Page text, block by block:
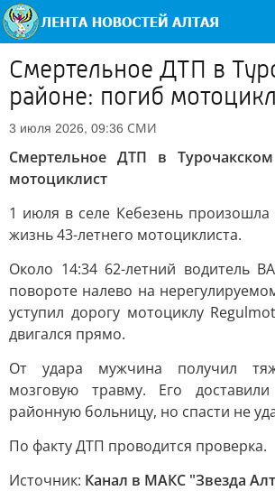
Смертельное ДТП в
районе: погиб
3 июля 2026, 09:36 СМИ
Смертельное ДТП в
мотоциклист
1 июля в селе Кебезень произошла
жизнь 43-летнего мотоциклиста.
Около 14:34 62-летний водитель
повороте налево на
уступил дорогу мотоциклу
двигался прямо.
От удара мужчина получил
мозговую травму. Его
районную больницу, но спасти не
По факту ДТП проводится проверка.
Источник: Канал в МАКС "Звезда